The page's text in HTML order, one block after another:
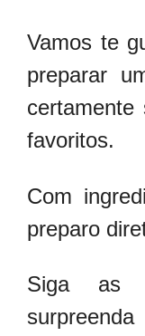
Vamos te
preparar
favoritos.
Com
preparo
Siga as